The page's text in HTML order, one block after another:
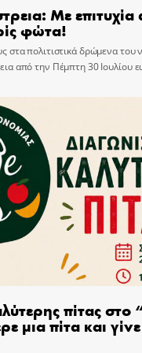
Με επιτυχία
φώτα!
στα πολιτιστικά δρώμενα
από την Πέμπτη 30 Ιουλίου
πίτας στο
μια πίτα και